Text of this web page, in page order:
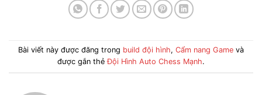
Bài viết này được đăng trong build đội hình, Cẩm nang Game và
được gắn thẻĐội Hình Auto Chess Mạnh.